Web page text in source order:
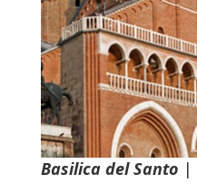
Basilica del Santo |